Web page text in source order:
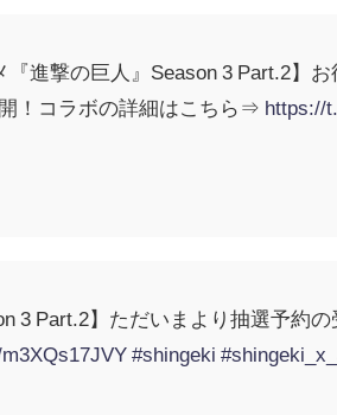
進撃の巨人』Season 3 Part.2】
！コラボの詳細はこちら⇒ https://
3 Part.2】ただいまより抽選予約の
#shingeki